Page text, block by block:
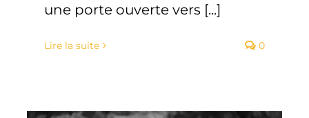
une porte ouverte vers [...]
Lire la suite 0